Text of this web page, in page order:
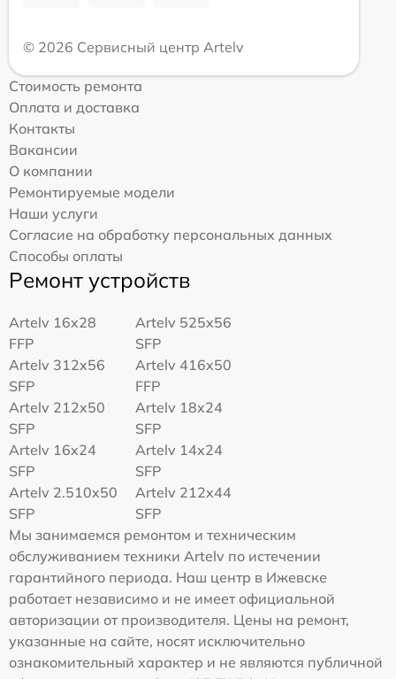
© 2026 Сервисный центр Artelv
Стоимость ремонта
Оплата и доставка
Контакты
Вакансии
О компании
Ремонтируемые модели
Наши услуги
Согласие на обработку персональных данных
Способы оплаты
Ремонт устройств
Artelv 16x28
FFP
Artelv 525x56
SFP
Artelv 312x56
SFP
Artelv 416x50
FFP
Artelv 212x50
SFP
Artelv 18x24
SFP
Artelv 16x24
SFP
Artelv 14x24
SFP
Artelv 2.510x50
SFP
Artelv 212x44
SFP
Мы занимаемся ремонтом и техническим
обслуживанием техники Artelv по истечении
гарантийного периода. Наш центр в Ижевске
работает независимо и не имеет официальной
авторизации от производителя. Цены на ремонт,
указанные на сайте, носят исключительно
ознакомительный характер и не являются публичной